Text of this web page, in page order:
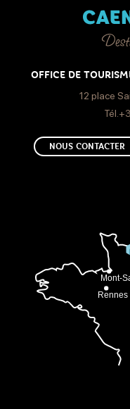
OFFICE DE
12 place
NOUS CONTACTER